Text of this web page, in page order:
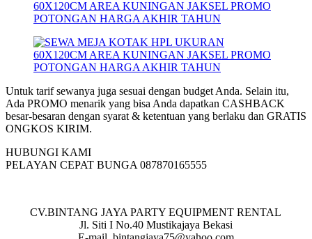
Untuk tarif sewanya juga sesuai dengan budget Anda. Selain itu,
Ada PROMO menarik yang bisa Anda dapatkan CASHBACK
besar-besaran dengan syarat & ketentuan yang berlaku dan GRATIS
ONGKOS KIRIM.
HUBUNGI KAMI
PELAYAN CEPAT BUNGA 087870165555
CV.BINTANG JAYA PARTY EQUIPMENT RENTAL
Jl. Siti I No.40 Mustikajaya Bekasi